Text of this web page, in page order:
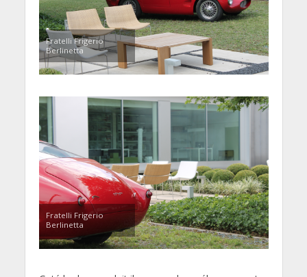
Fratelli Frigerio
Berlinetta
Fratelli Frigerio
Berlinetta